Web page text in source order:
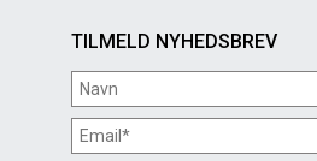
TILMELD NYHEDSBREV